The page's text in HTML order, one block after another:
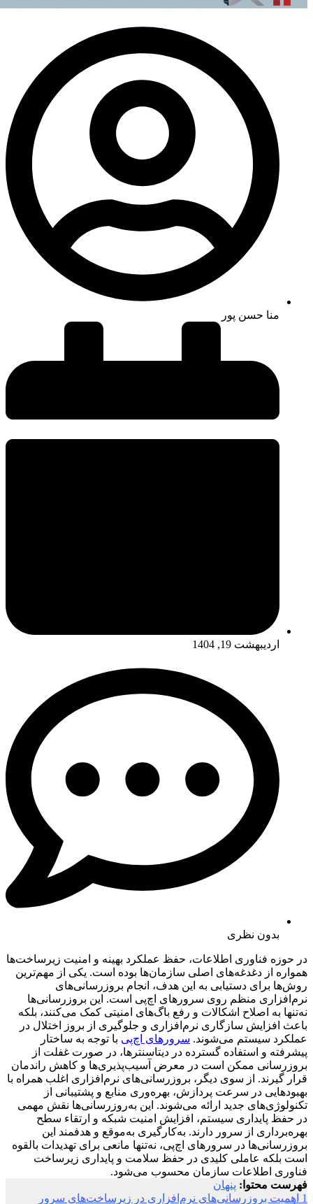
منا حسن پور
اردیبهشت 19, 1404
بدون نظری
در حوزه فناوری اطلاعات، حفظ عملکرد بهینه و امنیت زیرساخت‌ها
همواره از دغدغه‌های اصلی سازمان‌ها بوده است. یکی از مهم‌ترین
روش‌ها برای دستیابی به این هدف، انجام بروزرسانی‌های
نرم‌افزاری منظم روی سرورهای اچ‌پی است. این بروزرسانی‌ها
نه‌تنها به اصلاح اشکالات و رفع باگ‌های امنیتی کمک می‌کنند، بلکه
باعث افزایش سازگاری نرم‌افزاری و جلوگیری از بروز اختلال در
عملکرد سیستم می‌شوند. سرورهای اچ‌پی با توجه به ساختار
پیشرفته و استفاده گسترده در دیتاسنترها، در صورت غفلت از
بروزرسانی ممکن است در معرض آسیب‌پذیری‌ها و کاهش راندمان
قرار گیرند. از سوی دیگر، بروزرسانی‌های نرم‌افزاری اغلب همراه با
بهبودهایی در سرعت پردازش، بهره‌وری منابع و پشتیبانی از
تکنولوژی‌های جدید ارائه می‌شوند. این به‌روزرسانی‌ها نقش مهمی
در حفظ پایداری سیستم، افزایش امنیت شبکه و ارتقاء سطح
بهره‌برداری از سرور دارند. به‌کارگیری به‌موقع و هدفمند این
بروزرسانی‌ها در سرورهای اچ‌پی، نه‌تنها مانعی برای تهدیدات بالقوه
است بلکه عاملی کلیدی در حفظ سلامت و پایداری زیرساخت
فناوری اطلاعات سازمان محسوب می‌شود.
فهرست محتوا: پنهان
1 اهمیت بروزرسانی‌های نرم‌افزاری در زیرساخت‌های سرور